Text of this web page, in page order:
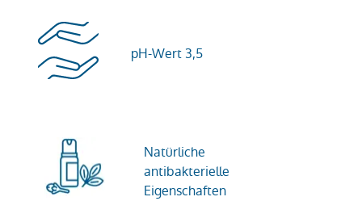
pH-Wert 3,5
Natürliche
antibakterielle
Eigenschaften